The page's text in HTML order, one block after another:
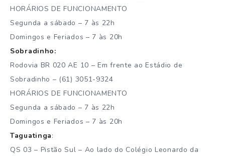
HORÁRIOS DE FUNCIONAMENTO
Segunda a sábado – 7 às 22h
Domingos e Feriados – 7 às 20h
Sobradinho:
Rodovia BR 020 AE 10 – Em frente ao Estádio de
Sobradinho – (61) 3051-9324
HORÁRIOS DE FUNCIONAMENTO
Segunda a sábado – 7 às 22h
Domingos e Feriados – 7 às 20h
Taguatinga:
QS 03 – Pistão Sul – Ao lado do Colégio Leonardo da